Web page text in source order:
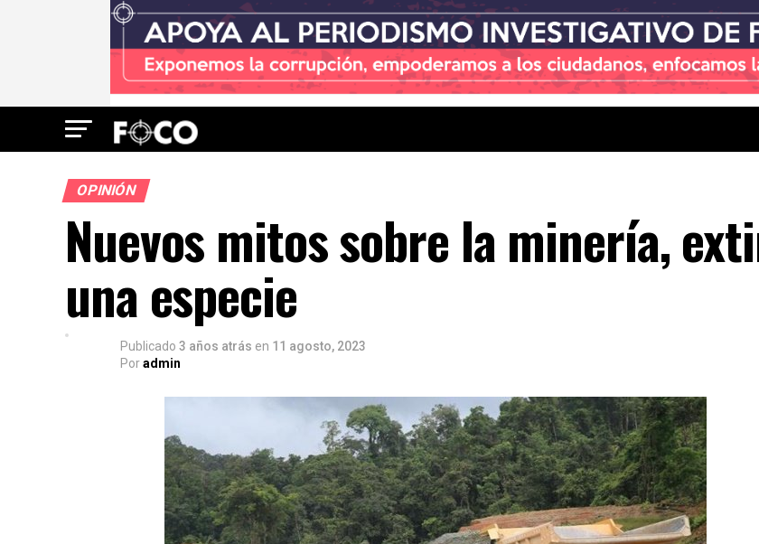
OPINIÓN
Nuevos mitos sobre la minería,
una especie
Publicado 3 años atrás en 11 agosto, 2023
Poradmin